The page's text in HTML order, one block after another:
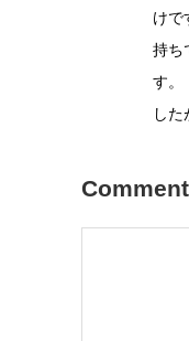
けで
持ち
す。
した
Comment